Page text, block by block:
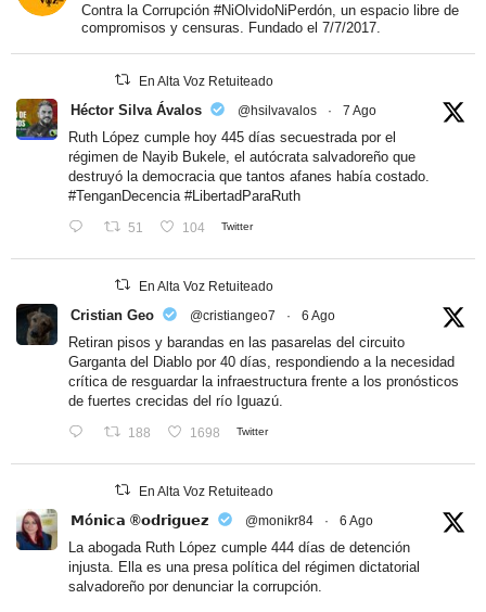
Contra la Corrupción #NiOlvidoNiPerdón, un espacio libre de
compromisos y censuras. Fundado el 7/7/2017.
En Alta Voz Retuiteado
Héctor Silva Ávalos @hsilvavalos · 7 Ago
Ruth López cumple hoy 445 días secuestrada por el
régimen de Nayib Bukele, el autócrata salvadoreño que
destruyó la democracia que tantos afanes había costado.
#TenganDecencia #LibertadParaRuth
51 104 Twitter
En Alta Voz Retuiteado
Cristian Geo @cristiangeo7 · 6 Ago
Retiran pisos y barandas en las pasarelas del circuito
Garganta del Diablo por 40 días, respondiendo a la necesidad
crítica de resguardar la infraestructura frente a los pronósticos
de fuertes crecidas del río Iguazú.
188 1698 Twitter
En Alta Voz Retuiteado
𝗠ó𝗻𝗶𝗰𝗮 ®𝗼𝗱𝗿𝗶𝗴𝘂𝗲𝘇 @monikr84 · 6 Ago
La abogada Ruth López cumple 444 días de detención
injusta. Ella es una presa política del régimen dictatorial
salvadoreño por denunciar la corrupción.